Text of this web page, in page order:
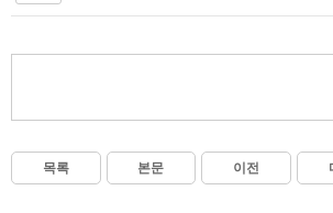
목록 본문 이전